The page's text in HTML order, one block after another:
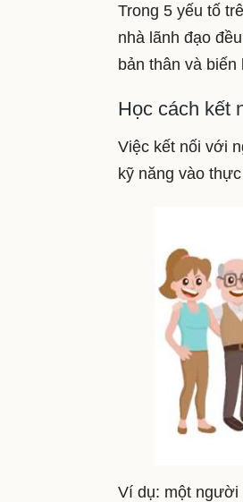
Trong 5 yếu tố
nhà lãnh đạo
bản thân và
Học cách kết
Việc kết nối với
kỹ năng vào
Ví dụ: một người